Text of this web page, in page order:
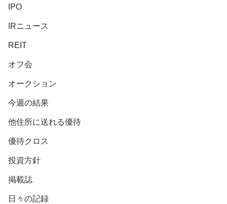
IPO
IRニュース
REIT
オフ会
オークション
今週の結果
他住所に送れる優待
優待クロス
投資方針
掲載誌
日々の記録